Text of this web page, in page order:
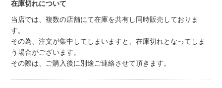
在庫切れについて
当店では、複数の店舗にて在庫を共有し同時販売しておりま
す。
その為、注文が集中してしまいますと、在庫切れとなってしま
う場合がございます。
その際は、ご購入後に別途ご連絡させて頂きます。